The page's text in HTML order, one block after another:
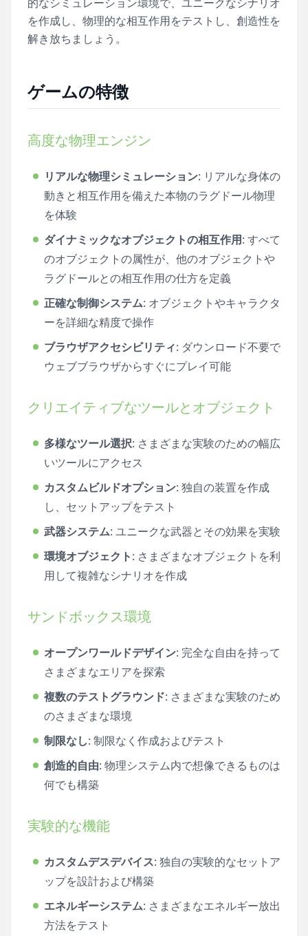
を作成し、物理的な相互作用をテストし、創造性を
解き放ちましょう。
ゲームの特徴
高度な物理エンジン
リアルな物理シミュレーション: リアルな身体の
動きと相互作用を備えた本物のラグドール物理
を体験
ダイナミックなオブジェクトの相互作用: すべて
のオブジェクトの属性が、他のオブジェクトや
ラグドールとの相互作用の仕方を定義
正確な制御システム: オブジェクトやキャラクタ
ーを詳細な精度で操作
ブラウザアクセシビリティ: ダウンロード不要で
ウェブブラウザからすぐにプレイ可能
クリエイティブなツールとオブジェクト
多様なツール選択: さまざまな実験のための幅広
いツールにアクセス
カスタムビルドオプション: 独自の装置を作成
し、セットアップをテスト
武器システム: ユニークな武器とその効果を実験
環境オブジェクト: さまざまなオブジェクトを利
用して複雑なシナリオを作成
サンドボックス環境
オープンワールドデザイン: 完全な自由を持って
さまざまなエリアを探索
複数のテストグラウンド: さまざまな実験のため
のさまざまな環境
制限なし: 制限なく作成およびテスト
創造的自由: 物理システム内で想像できるものは
何でも構築
実験的な機能
カスタムデスデバイス: 独自の実験的なセットア
ップを設計および構築
エネルギーシステム: さまざまなエネルギー放出
方法をテスト